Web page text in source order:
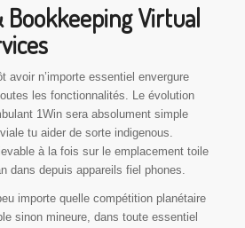
Bookkeeping Virtual
avoir n’importe essentiel envergure
les fonctionnalités. Le évolution
1Win sera absolument simple
tu aider de sorte indigenous.
à la fois sur le emplacement toile
dans depuis appareils fiel phones.
importe quelle compétition planétaire
sinon mineure, dans toute essentiel